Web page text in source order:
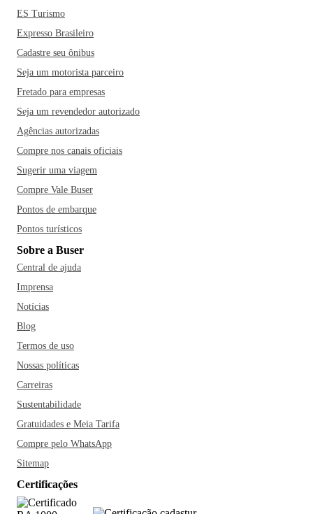
ES Turismo
Expresso Brasileiro
Cadastre seu ônibus
Seja um motorista parceiro
Fretado para empresas
Seja um revendedor autorizado
Agências autorizadas
Compre nos canais oficiais
Sugerir uma viagem
Compre Vale Buser
Pontos de embarque
Pontos turísticos
Sobre a Buser
Central de ajuda
Imprensa
Notícias
Blog
Termos de uso
Nossas políticas
Carreiras
Sustentabilidade
Gratuidades e Meia Tarifa
Compre pelo WhatsApp
Sitemap
Certificações